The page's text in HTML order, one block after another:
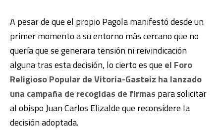
A pesar de que el propio Pagola manifestó desde un
primer momento a su entorno más cercano que no
quería que se generara tensión ni reivindicación
alguna tras esta decisión, lo cierto es que el Foro
Religioso Popular de Vitoria-Gasteiz ha lanzado
una campaña de recogidas de firmas para solicitar
al obispo Juan Carlos Elizalde que reconsidere la
decisión adoptada.